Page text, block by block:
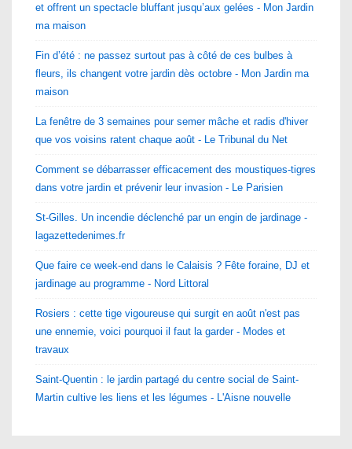
et offrent un spectacle bluffant jusqu’aux gelées - Mon Jardin
ma maison
Fin d’été : ne passez surtout pas à côté de ces bulbes à
fleurs, ils changent votre jardin dès octobre - Mon Jardin ma
maison
La fenêtre de 3 semaines pour semer mâche et radis d'hiver
que vos voisins ratent chaque août - Le Tribunal du Net
Comment se débarrasser efficacement des moustiques-tigres
dans votre jardin et prévenir leur invasion - Le Parisien
St-Gilles. Un incendie déclenché par un engin de jardinage -
lagazettedenimes.fr
Que faire ce week-end dans le Calaisis ? Fête foraine, DJ et
jardinage au programme - Nord Littoral
Rosiers : cette tige vigoureuse qui surgit en août n'est pas
une ennemie, voici pourquoi il faut la garder - Modes et
travaux
Saint-Quentin : le jardin partagé du centre social de Saint-
Martin cultive les liens et les légumes - L'Aisne nouvelle